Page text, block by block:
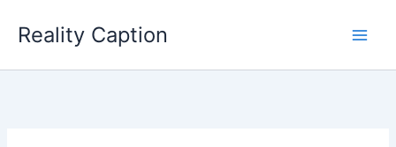
Reality Caption